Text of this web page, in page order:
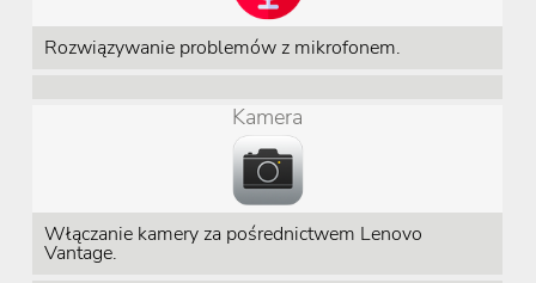
Rozwiązywanie problemów z mikrofonem.
Kamera
Włączanie kamery za pośrednictwem Lenovo
Vantage.